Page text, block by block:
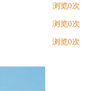
浏览0次
浏览0次
浏览0次